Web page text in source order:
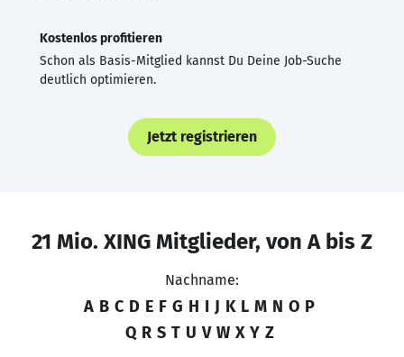
Kostenlos profitieren
Schon als Basis-Mitglied kannst Du Deine Job-Suche
deutlich optimieren.
Jetzt registrieren
21 Mio. XING Mitglieder, von A bis Z
Nachname:
A B C D E F G H I J K L M N O P
Q R S T U V W X Y Z